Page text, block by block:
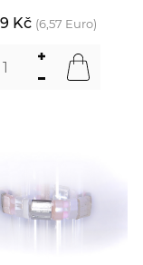
Kč (6,57 Euro)